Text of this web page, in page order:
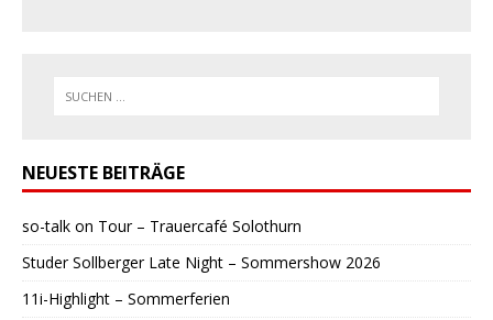
NEUESTE BEITRÄGE
so-talk on Tour – Trauercafé Solothurn
Studer Sollberger Late Night – Sommershow 2026
11i-Highlight – Sommerferien